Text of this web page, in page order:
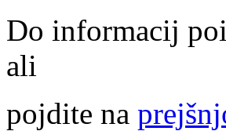
Do informacij
ali
pojdite na